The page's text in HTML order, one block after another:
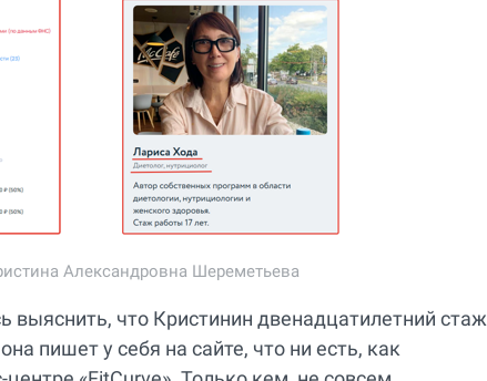
Александровна Шереметьева
выяснить, что Кристинин двенадцатилетний стаж
пишет у себя на сайте, что ни есть, как